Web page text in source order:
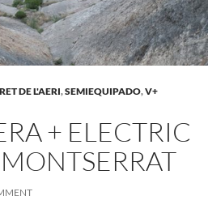
DE L'AERI,SEMIEQUIPADO,V+
+ ELECTRIC